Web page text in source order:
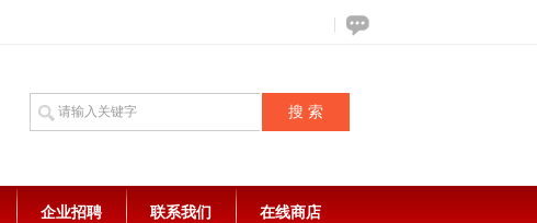
企业招聘 联系我们 在线商店